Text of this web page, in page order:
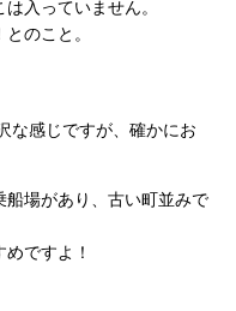
入っていません。
のこと。
な感じですが、確かにお
船場があり、古い町並みで
ですよ！